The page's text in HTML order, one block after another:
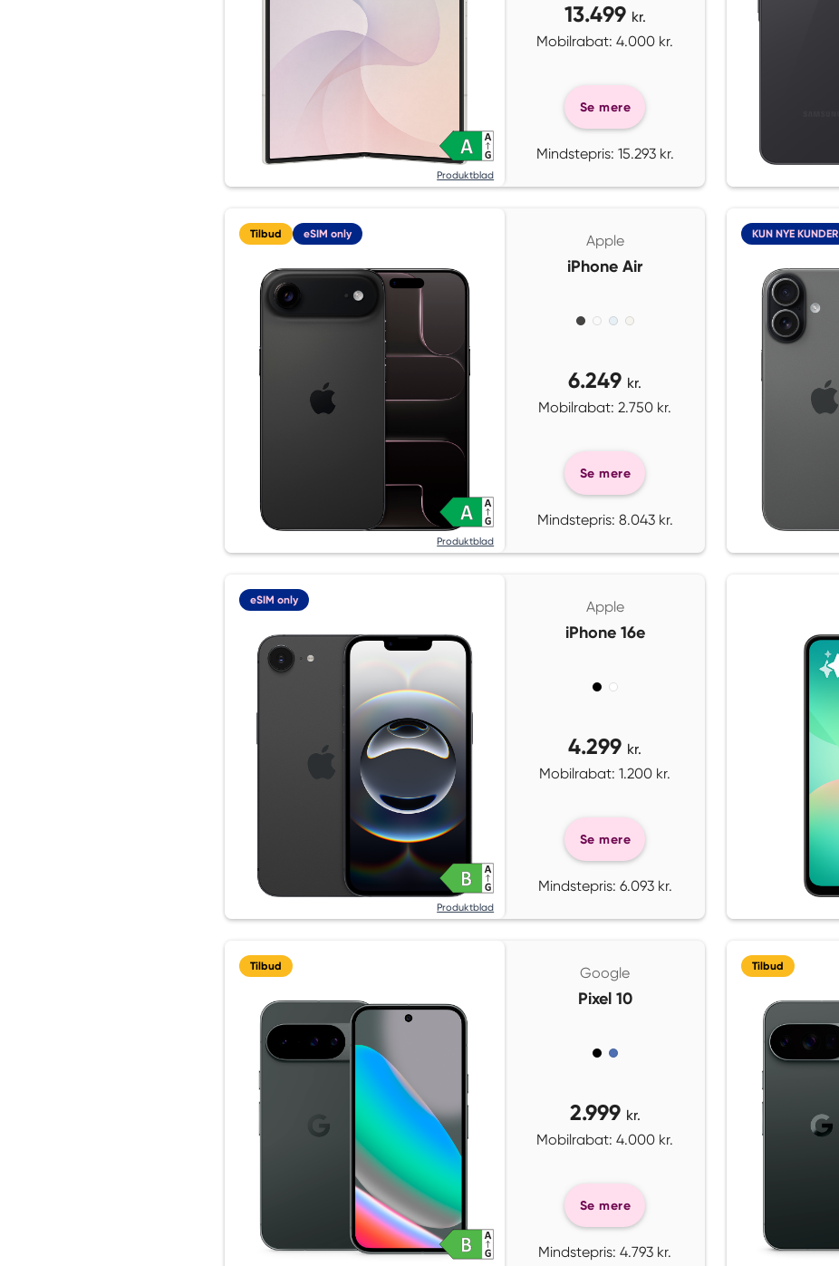
Produktblad
13.499 kr.
Mobilrabat: 4.000 kr.
Se mere
Mindstepris: 15.293 kr.
Tilbud eSIM only
Produktblad
Apple
iPhone Air
6.249 kr.
Mobilrabat: 2.750 kr.
Se mere
Mindstepris: 8.043 kr.
KUN NYE KUNDER
eSIM only
Produktblad
Apple
iPhone 16e
4.299 kr.
Mobilrabat: 1.200 kr.
Se mere
Mindstepris: 6.093 kr.
Tilbud Google
Pixel 10
2.999 kr.
Mobilrabat: 4.000 kr.
Se mere
Mindstepris: 4.793 kr.
Tilbud